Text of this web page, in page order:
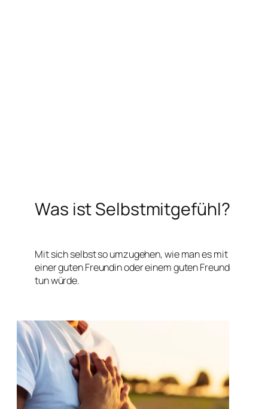
Was ist Selbstmitgefühl?
Mit sich selbst so umzugehen, wie man es mit
einer guten Freundin oder einem guten Freund
tun würde.